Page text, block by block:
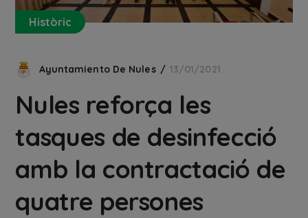
Històric
Ayuntamiento De Nules 13/01/2021
Nules reforça les
tasques de desinfecció
amb la contractació de
quatre persones